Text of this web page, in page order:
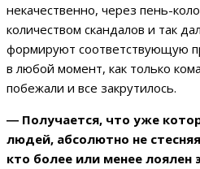
некачественно, через пень-
количеством скандалов и так
формируют соответствующую
в любой момент, как только
побежали и все закрутилось.
― Получается, что уже
людей, абсолютно не
кто более или менее лоялен